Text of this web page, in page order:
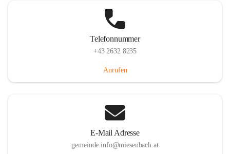
Telefonnummer
+43 2632 8235
Anrufen
E-Mail Adresse
gemeinde.info@miesenbach.at